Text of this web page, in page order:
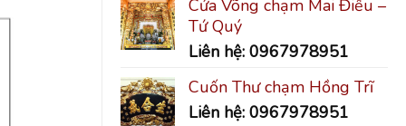
Cửa Võng chạm Mai Điểu –
Tứ Quý
Liên hệ: 0967978951
Cuốn Thư chạm Hồng Trĩ
Liên hệ: 0967978951